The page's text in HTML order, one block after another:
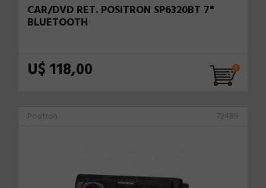
CAR/DVD RET. POSITRON SP6320BT 7"
BLUETOOTH
U$ 118,00
Positron 72489